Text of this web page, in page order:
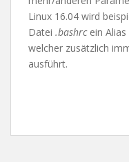
Linux 16.04 wird
Datei .bashrcein Alias
welcher zusätzlich
ausführt.